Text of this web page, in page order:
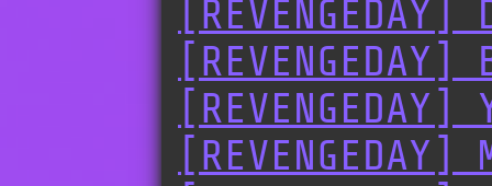
[REVENGEDAY]
[REVENGEDAY]
[REVENGEDAY]
[REVENGEDAY]